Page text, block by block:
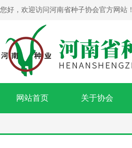
您好，欢迎访问河南省种子协会官方网站！
网站首页 关于协会